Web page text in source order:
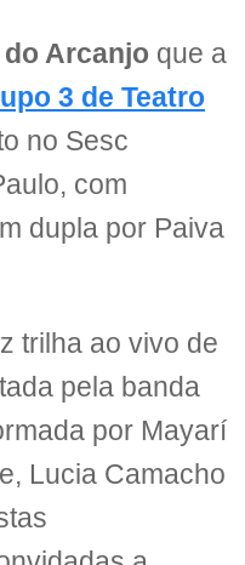
do Arcanjo que a
3 de Teatro
no Sesc
com
dupla por Paiva
trilha ao vivo de
pela banda
por Mayarí
Lucia Camacho